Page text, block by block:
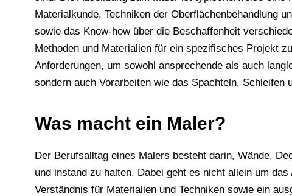
Materialkunde, Techniken der Oberflächenbehandlung
sowie das Know-how über die Beschaffenheit
Methoden und Materialien für ein spezifisches Projekt
Anforderungen, um sowohl ansprechende als auch
sondern auch Vorarbeiten wie das Spachteln, Schleifen
Was macht ein Maler?
Der Berufsalltag eines Malers besteht darin, Wände,
und instand zu halten. Dabei geht es nicht allein um
Verständnis für Materialien und Techniken sowie ein